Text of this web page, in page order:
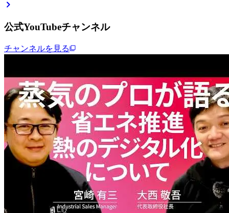
公式YouTubeチャンネル
チャンネルを見る